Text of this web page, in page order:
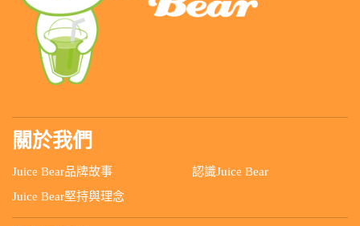
關於我們
Juice Bear品牌故事
認識Juice Bear
Juice Bear堅持與理念